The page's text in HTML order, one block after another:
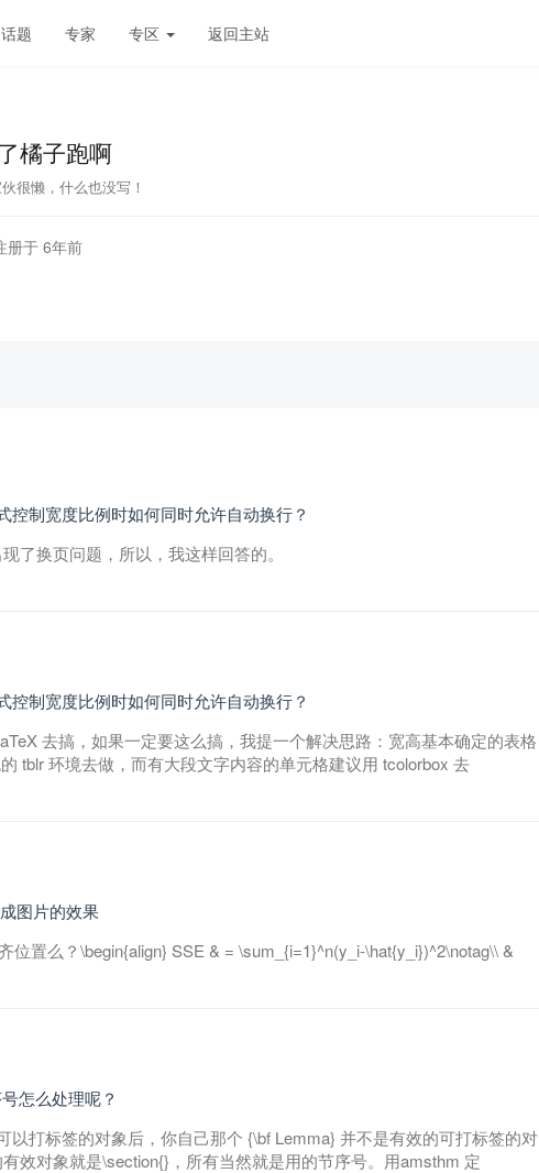
话题 专家 专区 返回主站
橘子跑啊
很懒，什么也没写！
册于 6年前
控制宽度比例时如何同时允许自动换行？
了换页问题，所以，我这样回答的。
控制宽度比例时如何同时允许自动换行？
去搞，如果一定要这么搞，我提一个解决思路：宽高基本确定的表格
tblr 环境去做，而有大段文字内容的单元格建议用 tcolorbox 去
图片的效果
位置么？\begin{align} SSE & = \sum_{i=1}^n(y_i-\hat{y_i})^2\notag\\ &
怎么处理呢？
以打标签的对象后，你自己那个 {\bf Lemma} 并不是有效的可打标签的对
效对象就是\section{}，所有当然就是用的节序号。用amsthm 定